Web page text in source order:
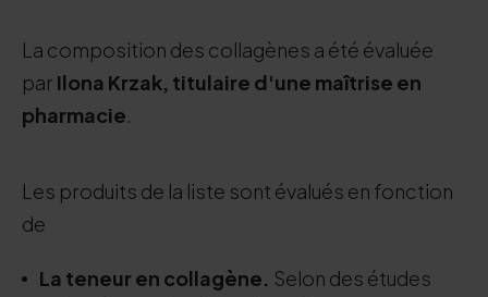
La composition des collagènes a été évaluée
par Ilona Krzak, titulaire d'une maîtrise en
pharmacie.
Les produits de la liste sont évalués en fonction
de
La teneur en collagène. Selon des études